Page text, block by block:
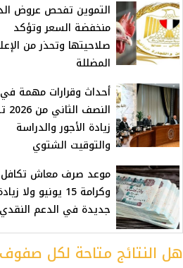
التموين تفحص عروض
منخفضة السعر وتؤكد
صلاحيتها وتحذر من
المضللة
أحداث وقرارات مهمة في
زيادة الأجور والدراسة
والتوقيت الشتوي
موعد صرف معاش تكافل
وكرامة 15 يونيو ولا
جديدة في الدعم النقدي
هل النتائج متاحة لكل